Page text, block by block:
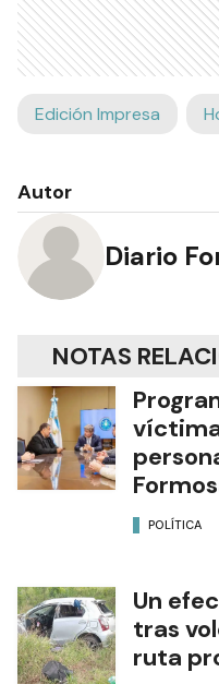
Edición Impresa
Autor
Diario
NOTAS
POLÍTICA
Un
tras
ruta